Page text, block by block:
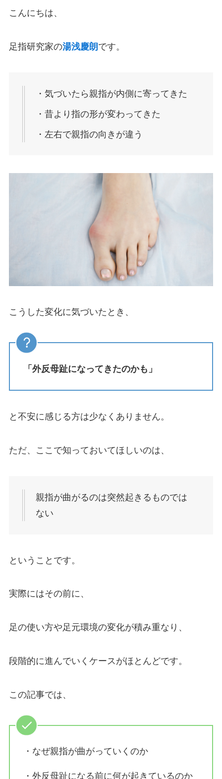
こんにちは、
足指研究家の湯浅慶朗 です。
・気づいたら親指が内側に寄ってきた
・昔より指の形が変わってきた
・左右で親指の向きが違う
こうした変化に気づいたとき、
「外反母趾になってきたのかも」
と不安に感じる方は少なくありません。
ただ、ここで知っておいてほしいのは、
親指が曲がるのは突然起きるものでは
ない
ということです。
実際にはその前に、
足の使い方や足元環境の変化が積み重なり、
段階的に進んでいくケースがほとんどです。
この記事では、
・なぜ親指が曲がっていくのか
・外反母趾になる前に何が起きているのか